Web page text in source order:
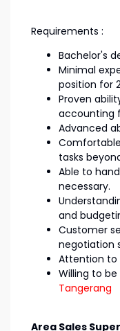
Requirements :
Bachelor's
Minimal
position for
Proven
accounting
Advanced
tasks
Able to
necessary.
and
Customer
negotiation
Attention to
Willing to
Tangerang
Area Sales